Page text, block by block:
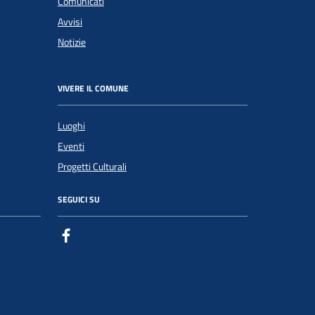
Avvisi
Notizie
VIVERE IL COMUNE
Luoghi
Eventi
Progetti Culturali
SEGUICI SU